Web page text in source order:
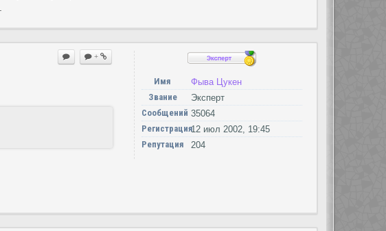
+
Имя
Фыва Цукен
Звание
Эксперт
Сообщений 35064
Регистрация12 июл 2002, 19:45
Репутация
204